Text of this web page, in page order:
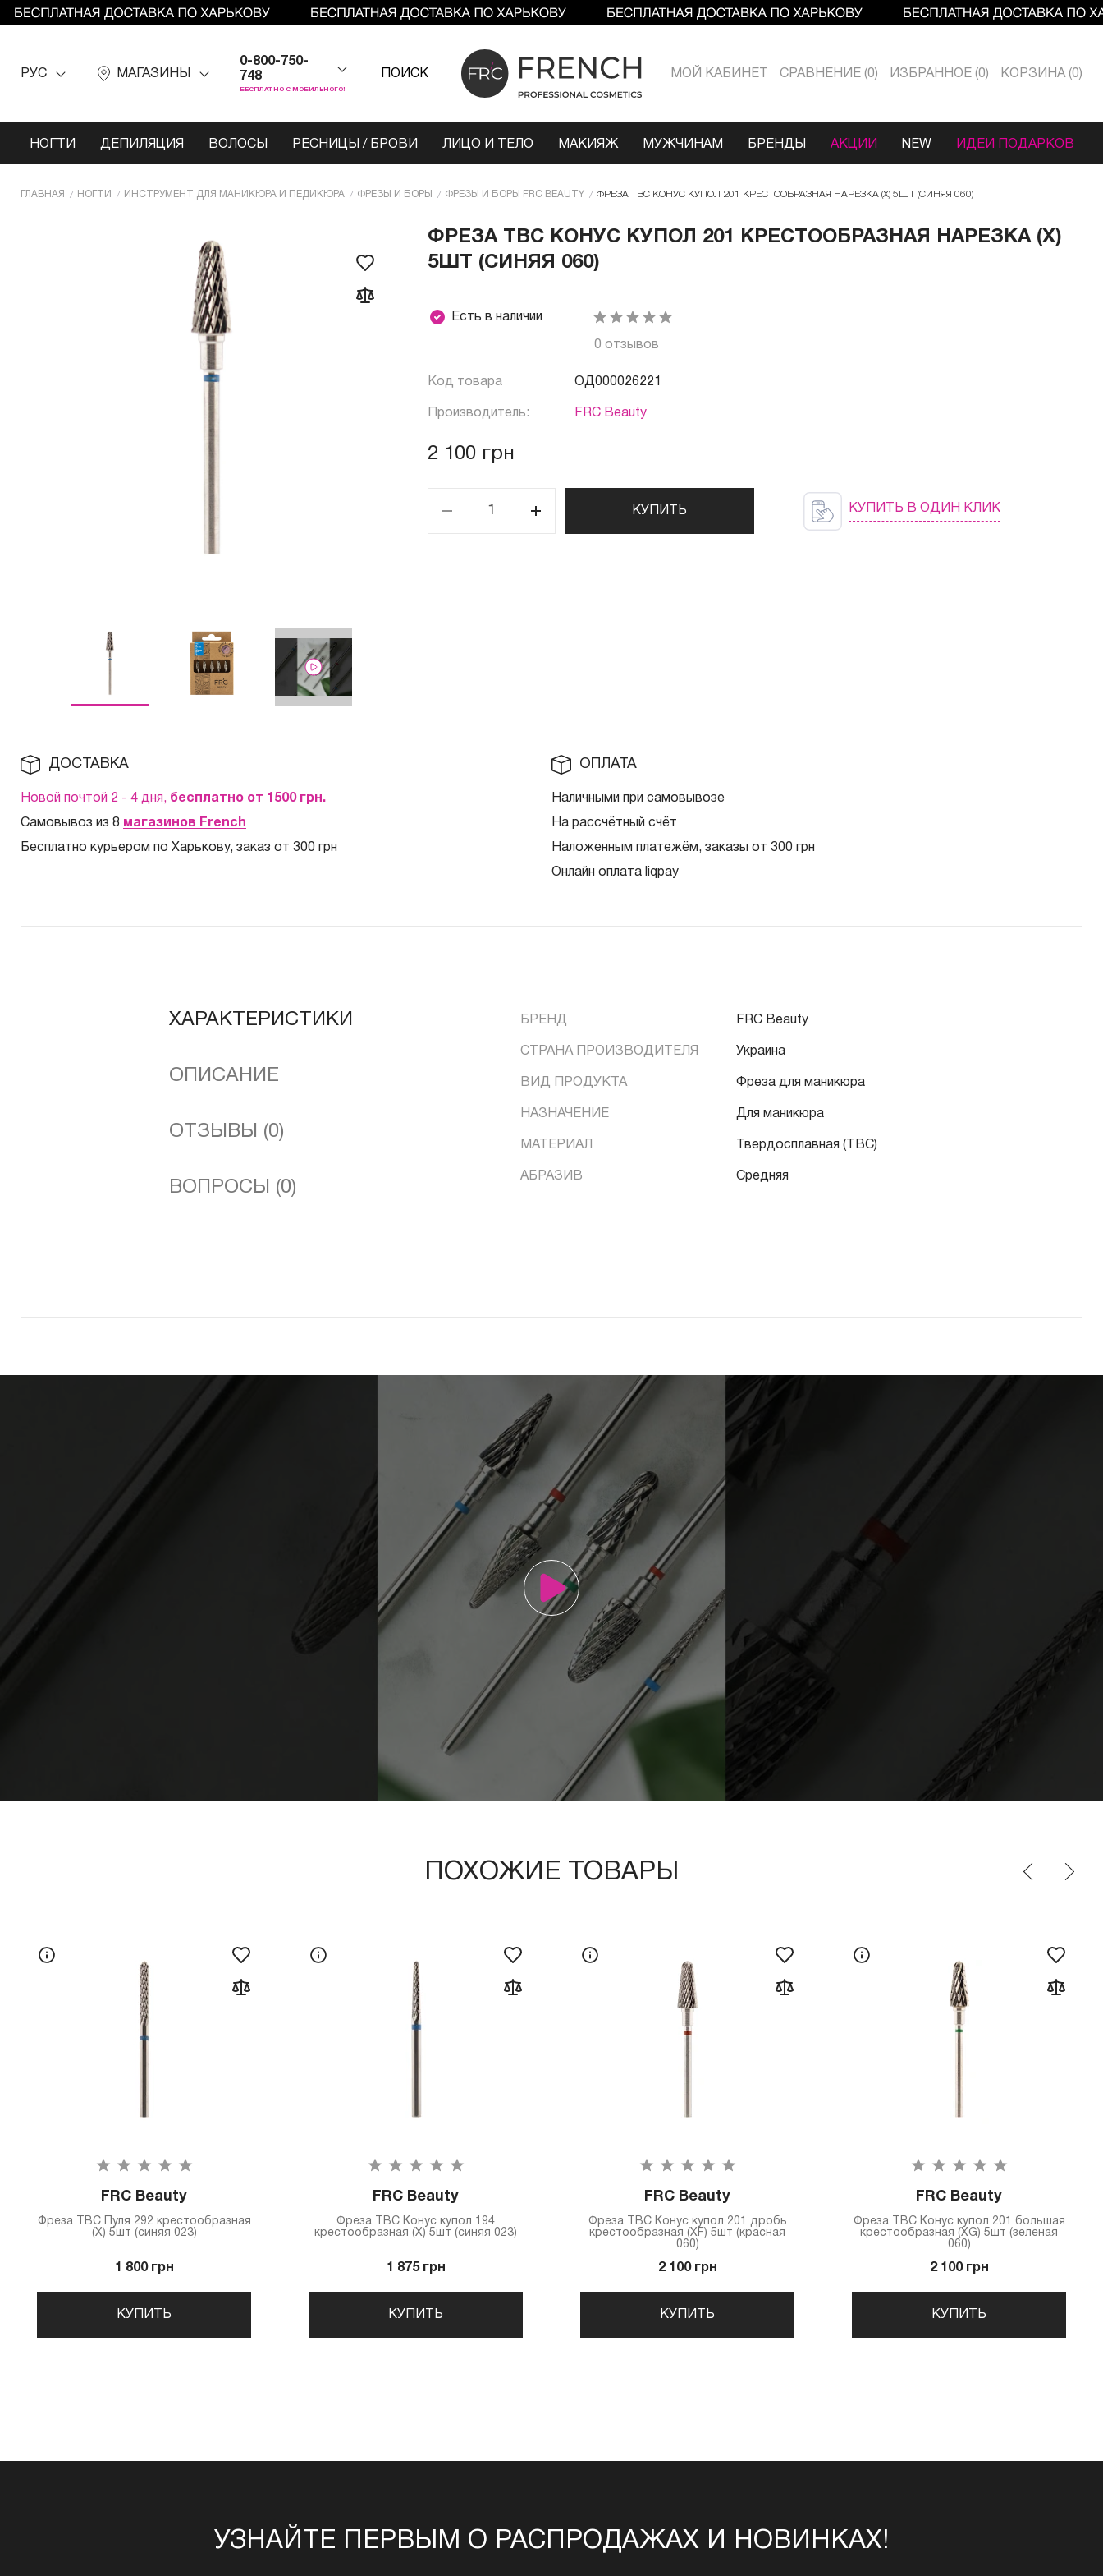
РУС МАГАЗИНЫ
0-800-750-
748
БЕСПЛАТНО С МОБИЛЬНОГО!
ПОИСК МОЙ КАБИНЕТ СРАВНЕНИЕ 0 ИЗБРАННОЕ 0 КОРЗИНА 0
НОГТИ ДЕПИЛЯЦИЯ ВОЛОСЫ РЕСНИЦЫ / БРОВИ ЛИЦО И ТЕЛО МАКИЯЖ МУЖЧИНАМ БРЕНДЫ АКЦИИ NEW ИДЕИ ПОДАРКОВ
ГЛАВНАЯ НОГТИ ИНCТРУМЕНТ ДЛЯ МАНИКЮРА И ПЕДИКЮРА ФРЕЗЫ И БОРЫ ФРЕЗЫ И БОРЫ FRC BEAUTY ФРЕЗА ТВС КОНУС КУПОЛ 201 КРЕСТООБРАЗНАЯ НАРЕЗКА (X) 5ШТ (СИНЯЯ 060)
ФРЕЗА ТВС КОНУС КУПОЛ 201 КРЕСТООБРАЗНАЯ НАРЕЗКА (X)
5ШТ (СИНЯЯ 060)
Есть в наличии
0 отзывов
Код товара ОД000026221
Производитель: FRC Beauty
2 100 грн
КУПИТЬ КУПИТЬ В ОДИН КЛИК
ДОСТАВКА
Новой почтой 2 - 4 дня, бесплатно от 1500 грн.
Самовывоз из 8 магазинов French
Бесплатно курьером по Харькову, заказ от 300 грн
ОПЛАТА
Наличными при самовывозе
На рассчётный счёт
Наложенным платежём, заказы от 300 грн
Онлайн оплата liqpay
ХАРАКТЕРИСТИКИ
ОПИСАНИЕ
ОТЗЫВЫ (0)
ВОПРОСЫ (0)
БРЕНД FRC Beauty
СТРАНА ПРОИЗВОДИТЕЛЯ Украина
ВИД ПРОДУКТА Фреза для маникюра
НАЗНАЧЕНИЕ Для маникюра
МАТЕРИАЛ Твердосплавная (ТВС)
АБРАЗИВ Средняя
ПОХОЖИЕ ТОВАРЫ
FRC Beauty
Фреза ТВС Пуля 292 крестообразная
(X) 5шт (синяя 023)
1 800 грн
КУПИТЬ
FRC Beauty
Фреза ТВС Конус купол 194
крестообразная (X) 5шт (синяя 023)
1 875 грн
КУПИТЬ
FRC Beauty
Фреза ТВС Конус купол 201 дробь
крестообразная (XF) 5шт (красная
060)
2 100 грн
КУПИТЬ
FRC Beauty
Фреза ТВС Конус купол 201 большая
крестообразная (XG) 5шт (зеленая
060)
2 100 грн
КУПИТЬ
УЗНАЙТЕ ПЕРВЫМ О РАСПРОДАЖАХ И НОВИНКАХ!